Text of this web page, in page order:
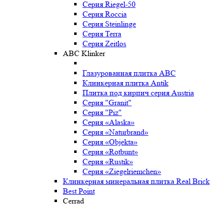
Серия Riegel-50
Серия Roccia
Серия Steinlinge
Серия Terra
Серия Zeitlos
ABC Klinker
Глазурованная плитка ABC
Клинкерная плитка Antik
Плитка под кирпич серия Austria
Серия "Granit"
Серия "Piz"
Серия «Alaska»
Серия «Naturbrand»
Серия «Objekta»
Серия «Rotbunt»
Серия «Rustik»
Серия «Ziegelriemchen»
Клинкерная минеральная плитка Real Brick
Best Point
Cerrad